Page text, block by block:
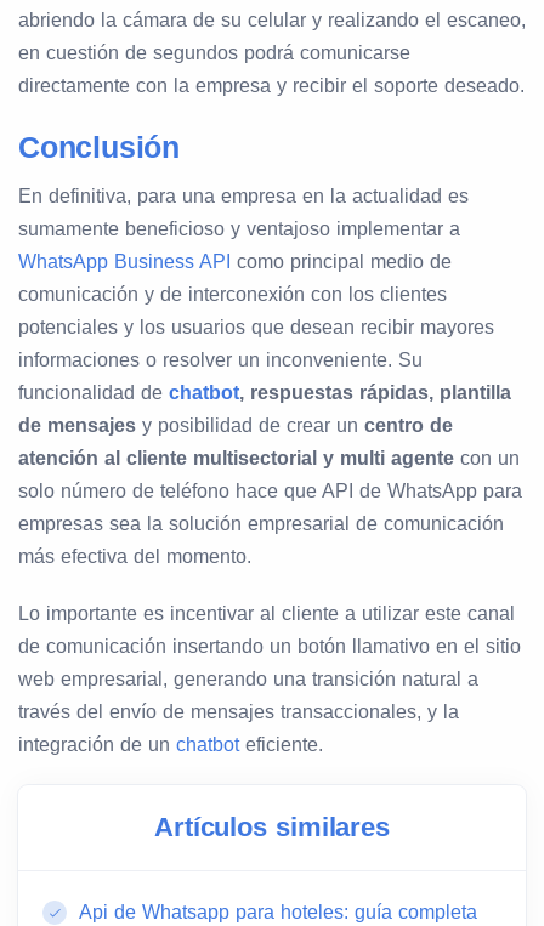
abriendo la cámara de su celular y realizando el escaneo,
en cuestión de segundos podrá comunicarse
directamente con la empresa y recibir el soporte deseado.
Conclusión
En definitiva, para una empresa en la actualidad es
sumamente beneficioso y ventajoso implementar a
WhatsApp Business API como principal medio de
comunicación y de interconexión con los clientes
potenciales y los usuarios que desean recibir mayores
informaciones o resolver un inconveniente. Su
funcionalidad de chatbot, respuestas rápidas, plantilla
de mensajes y posibilidad de crear un centro de
atención al cliente multisectorial y multi agente con un
solo número de teléfono hace que API de WhatsApp para
empresas sea la solución empresarial de comunicación
más efectiva del momento.
Lo importante es incentivar al cliente a utilizar este canal
de comunicación insertando un botón llamativo en el sitio
web empresarial, generando una transición natural a
través del envío de mensajes transaccionales, y la
integración de un chatboteficiente.
Artículos similares
Api de Whatsapp para hoteles: guía completa